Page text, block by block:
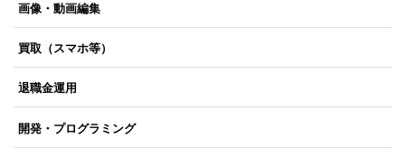
画像・動画編集
買取（スマホ等）
退職金運用
開発・プログラミング